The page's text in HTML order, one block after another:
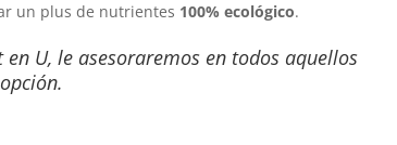
un plus de nutrientes 100% ecológico.
U, le asesoraremos en todos aquellos